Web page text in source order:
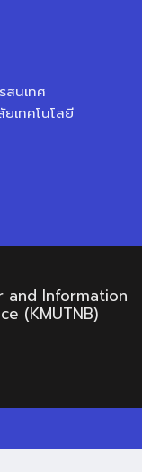
สนเทศ
เทคโนโลยี
Information
(KMUTNB)